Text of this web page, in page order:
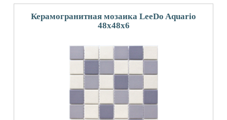
Керамогранитная мозаика LeeDo Aquario
48x48x6